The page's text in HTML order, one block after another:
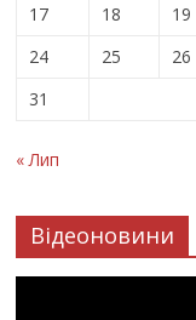
17
18 19
24
25 26
31
« Лип
Відеоновини